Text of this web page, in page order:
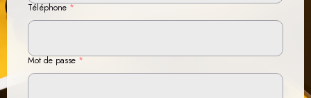
Téléphone*
Mot de passe*